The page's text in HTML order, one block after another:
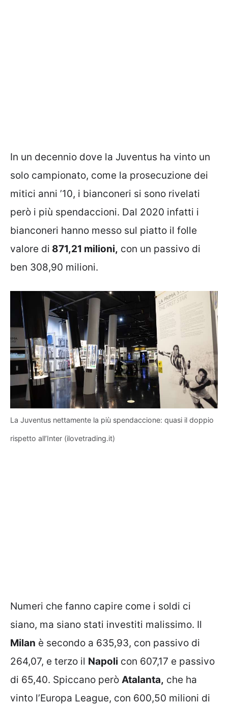
In un decennio dove la Juventus ha vinto un
solo campionato, come la prosecuzione dei
mitici anni ’10, i bianconeri si sono rivelati
però i più spendaccioni. Dal 2020 infatti i
bianconeri hanno messo sul piatto il folle
valore di 871,21 milioni, con un passivo di
ben 308,90 milioni.
La Juventus nettamente la più spendaccione: quasi il doppio
rispetto all’Inter (ilovetrading.it)
Numeri che fanno capire come i soldi ci
siano, ma siano stati investiti malissimo. Il
Milan è secondo a 635,93, con passivo di
264,07, e terzo il Napoli con 607,17 e passivo
di 65,40. Spiccano però Atalanta, che ha
vinto l’Europa League, con 600,50 milioni di